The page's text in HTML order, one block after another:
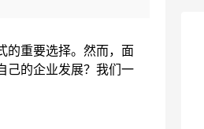
的重要选择。然而，面
己的企业发展？我们一